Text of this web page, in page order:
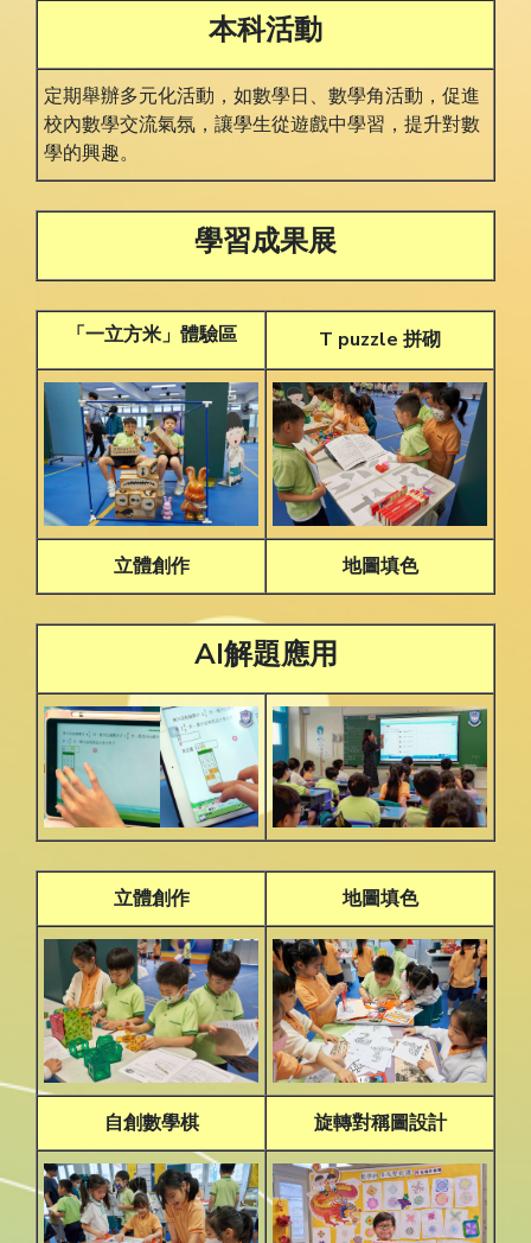
本科活動
定期舉辦多元化活動，如數學日、數學角活動，促進
校內數學交流氣氛，讓學生從遊戲中學習，提升對數
學的興趣。
學習成果展
「一立方米」體驗區 T puzzle 拼砌
立體創作 地圖填色
AI解題應用
立體創作 地圖填色
自創數學棋 旋轉對稱圖設計